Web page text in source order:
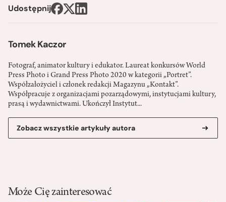
Tomek Kaczor
Fotograf, animator kultury i edukator. Laureat konkursów World
Press Photo i Grand Press Photo 2020 w kategorii „Portret”.
Współzałożyciel i członek redakcji Magazynu „Kontakt”.
Współpracuje z organizacjami pozarządowymi, instytucjami kultury,
prasą i wydawnictwami. Ukończył Instytut...
Zobacz wszystkie artykuły autora
Udostępnij
Może Cię zainteresować